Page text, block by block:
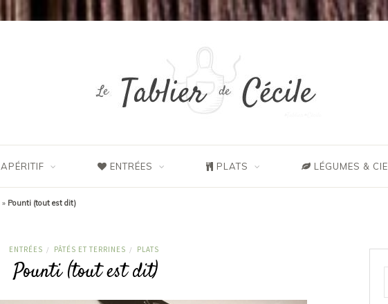
APÉRITIF ENTRÉES PLATS LÉGUMES & CIE
» Pounti (tout est dit)
ENTRÉES / PÂTÉS ET TERRINES / PLATS
Pounti (tout est dit)